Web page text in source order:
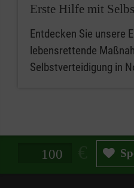
Erste Hilfe mit
Entdecken Sie unsere
lebensrettende
Selbstverteidigung in
Spendenbetrag in Euro